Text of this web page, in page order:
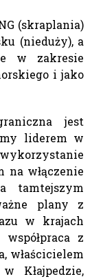
(skraplania)
(nieduży), a
w zakresie
i jako
jest
liderem w
na włączenie
tamtejszym
plany z
w krajach
z
właścicielem
Kłajpedzie,